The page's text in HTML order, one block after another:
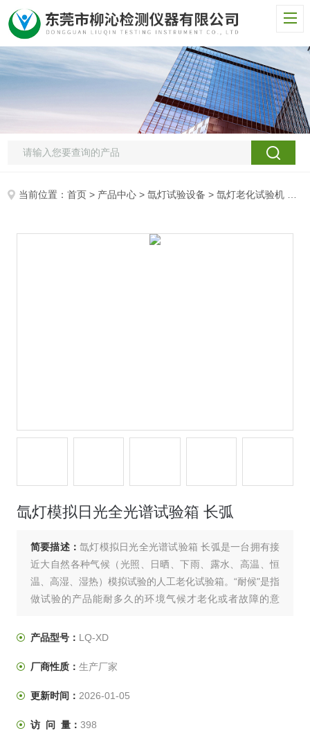
当前位置：首页 > 产品中心 >氙灯试验设备 >氙灯老化试验机
氙灯模拟日光全光谱试验箱 长弧
简要描述：氙灯模拟日光全光谱试验箱 长弧是一台拥有接
近大自然各种气候（光照、日晒、下雨、露水、高温、恒
温、高湿、湿热）模拟试验的人工老化试验箱。“耐候"是指
做试验的产品能耐多久的环境气候才老化或者故障的意
产品型号： LQ-XD
厂商性质： 生产厂家
更新时间： 2026-01-05
访 问 量： 398